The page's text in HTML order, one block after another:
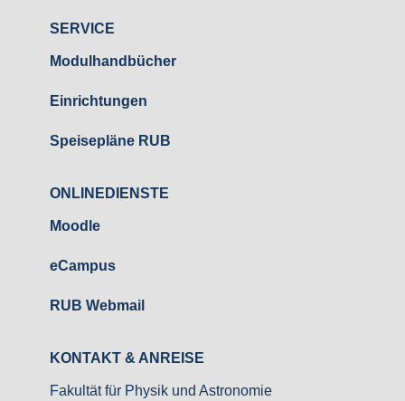
SERVICE
Modulhandbücher
Einrichtungen
Speisepläne RUB
ONLINEDIENSTE
Moodle
eCampus
RUB Webmail
KONTAKT & ANREISE
Fakultät für Physik und Astronomie